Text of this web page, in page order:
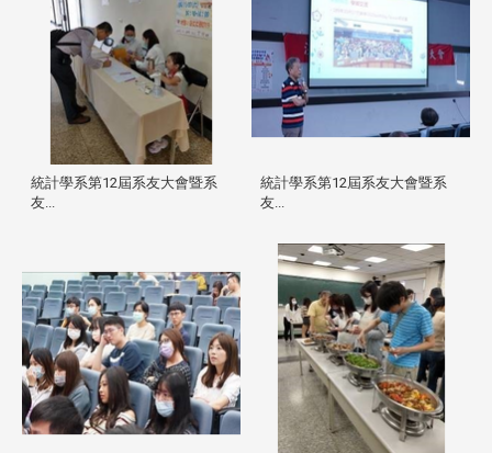
統計學系第12屆系友大會暨系
友...
統計學系第12屆系友大會暨系
友...